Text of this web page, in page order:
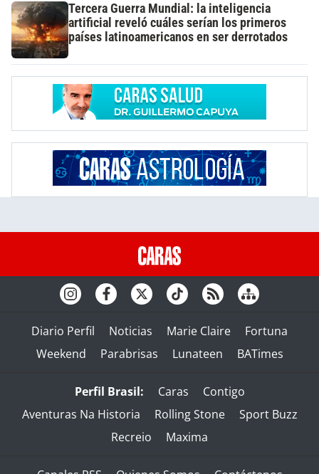
Tercera Guerra Mundial: la inteligencia
artificial reveló cuáles serían los primeros
países latinoamericanos en ser derrotados
Diario Perfil Noticias Marie Claire
Fortuna
Weekend
Parabrisas Lunateen BATimes
Perfil Brasil: Caras
Contigo
Aventuras Na Historia
Rolling Stone
Sport Buzz
Recreio
Maxima